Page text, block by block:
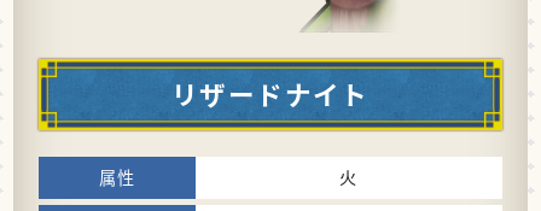
リザードナイト
火